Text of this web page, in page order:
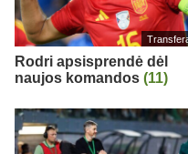
Rodri apsisprendė dėl
naujos komandos (11)